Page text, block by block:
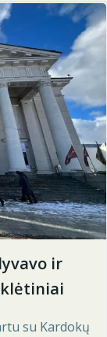
ir
su Kardokų